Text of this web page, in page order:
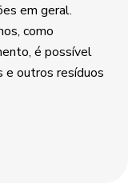
em geral.
como
é possível
e outros resíduos